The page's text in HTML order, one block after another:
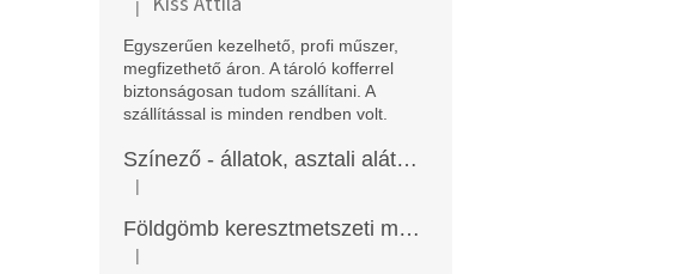
A termék értékelése 5-ből 5 csillag.
|
Egyszerűen kezelhető, profi műszer,
megfizethető áron. A tároló kofferrel
biztonságosan tudom szállítani. A
szállítással is minden rendben volt.
Színező - állatok, asztali alátét, Funny Mat
A termék értékelése 5-ből 5 csillag.
|
Földgömb keresztmetszeti modell
A termék értékelése 5-ből 5 csillag.
|